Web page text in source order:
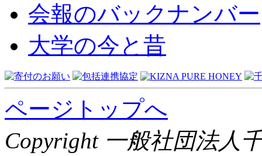
会報のバックナンバー
大学の今と昔
ページトップへ
Copyright 一般社団法人